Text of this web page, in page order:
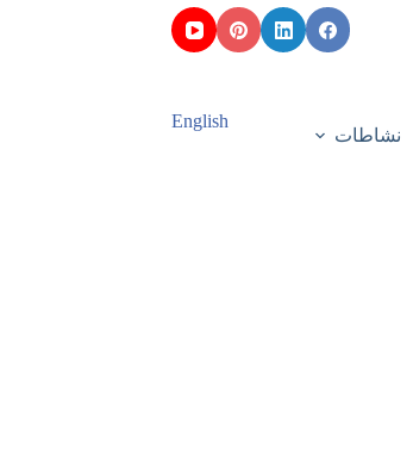
نشاطات
English